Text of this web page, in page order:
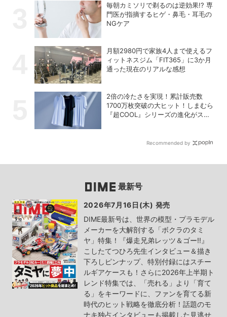
毎朝カミソリで剃るのは逆効果!? 専
門医が指摘するヒゲ・鼻毛・耳毛の
NGケア
月額2980円で家族4人まで使えるフ
ィットネスジム「FIT365」に3か月
通った現在のリアルな感想
2倍の冷たさを実現！累計販売数
1700万枚突破の大ヒット！しまむら
『超COOL』シリーズの進化がスゴ
Recommended by
最新号
2026年7月16日(木) 発売
DIME最新号は、世界の模型・プラモデル
メーカーを大解剖する「ボクラのタミ
ヤ」特集！『爆走兄弟レッツ＆ゴー!!』
こしたてつひろ先生インタビュー＆描き
下ろしピンナップ、特別付録にはスチー
ルギアケースも！さらに2026年上半期ト
レンド特集では、「売れる」より「育て
る」をキーワードに、ファンを育てる新
時代のヒット戦略を徹底分析！話題のモ
ナキ独占インタビューも掲載した見逃せ